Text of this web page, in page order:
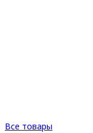
Все товары